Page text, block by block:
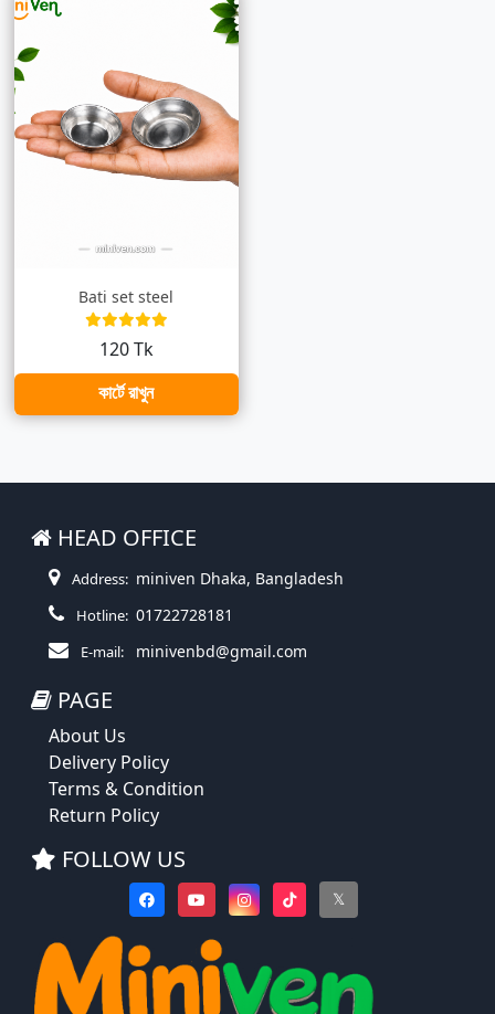
Bati set steel
120 Tk
কার্টে রাখুন
HEAD OFFICE
Address: miniven Dhaka, Bangladesh
Hotline: 01722728181
E-mail: minivenbd@gmail.com
PAGE
About Us
Delivery Policy
Terms & Condition
Return Policy
FOLLOW US
𝕏